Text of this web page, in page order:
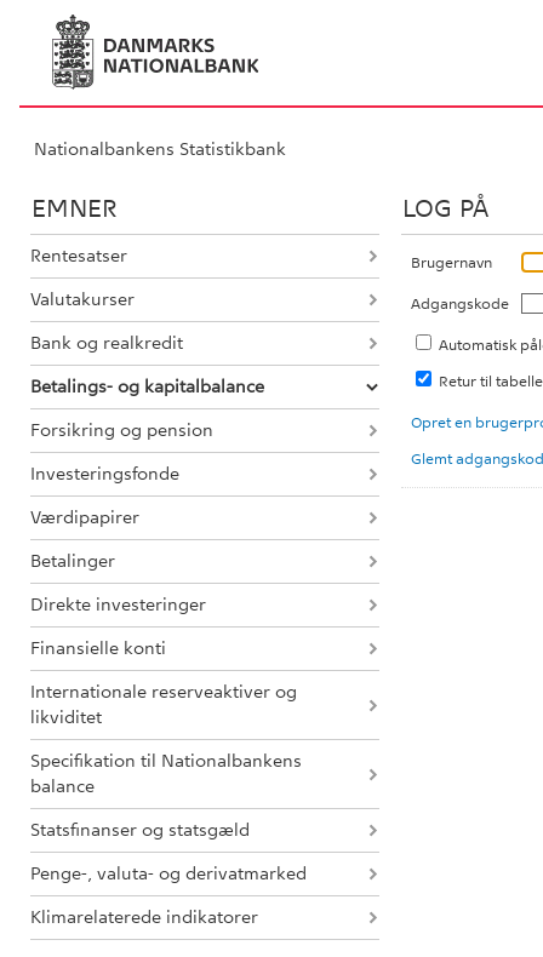
Nationalbankens Statistikbank
EMNER
Rentesatser
Valutakurser
Bank og realkredit
Betalings- og kapitalbalance
Forsikring og pension
Investeringsfonde
Værdipapirer
Betalinger
Direkte investeringer
Finansielle konti
Internationale reserveaktiver og
likviditet
Specifikation til Nationalbankens
balance
Statsfinanser og statsgæld
Penge-, valuta- og derivatmarked
Klimarelaterede indikatorer
LOG PÅ
Brugernavn
Adgangskode
Automatisk
Retur til
Opret en
Glemt